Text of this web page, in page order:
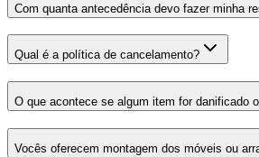
Com quanta antecedência devo fazer minha
Qual é a política de cancelamento?
O que acontece se algum item for danificado
Vocês oferecem montagem dos móveis ou